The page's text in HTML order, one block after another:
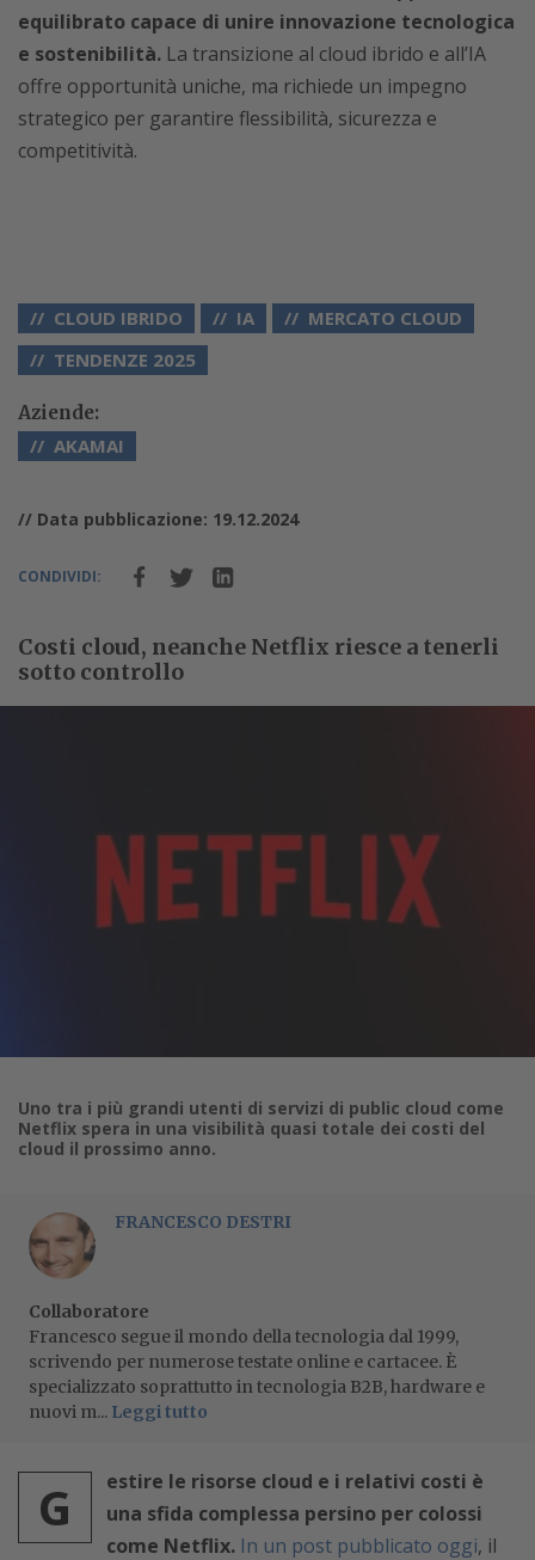
equilibrato capace di unire innovazione tecnologica
e sostenibilità. La transizione al cloud ibrido e all’IA
offre opportunità uniche, ma richiede un impegno
strategico per garantire flessibilità, sicurezza e
competitività.
CLOUD IBRIDO IA
MERCATO CLOUD
TENDENZE 2025
Aziende:
AKAMAI
// Data pubblicazione: 19.12.2024
CONDIVIDI:
Costi cloud, neanche Netflix riesce a tenerli
sotto controllo
Uno tra i più grandi utenti di servizi di public cloud come
Netflix spera in una visibilità quasi totale dei costi del
cloud il prossimo anno.
FRANCESCO DESTRI
Collaboratore
Francesco segue il mondo della tecnologia dal 1999,
scrivendo per numerose testate online e cartacee. È
specializzato soprattutto in tecnologia B2B, hardware e
nuovi m... Leggi tutto
G
estire le risorse cloud e i relativi costi è
una sfida complessa persino per colossi
come Netflix. In un post pubblicato oggi, il